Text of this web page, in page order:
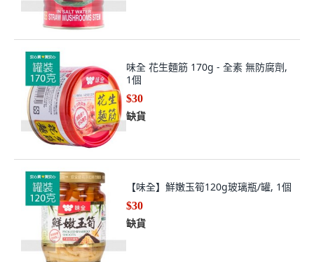
味全 花生麵筋 170g - 全素 無防腐劑,
1個
$30
缺貨
【味全】鮮嫩玉筍120g玻璃瓶/罐, 1個
$30
缺貨